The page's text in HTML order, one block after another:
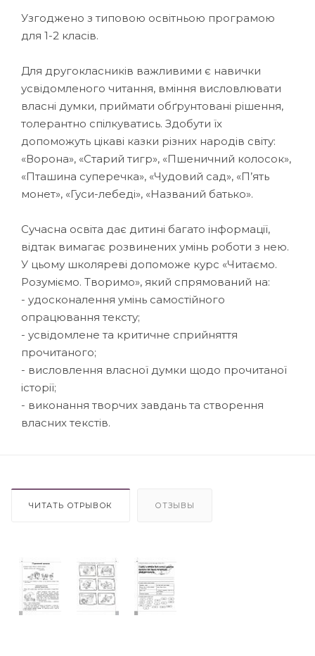
Узгоджено з типовою освітньою програмою
для 1-2 класів.
Для другокласників важливими є навички
усвідомленого читання, вміння висловлювати
власні думки, приймати обґрунтовані рішення,
толерантно спілкуватись. Здобути їх
допоможуть цікаві казки різних народів світу:
«Ворона», «Старий тигр», «Пшеничний колосок»,
«Пташина суперечка», «Чудовий сад», «П’ять
монет», «Гуси-лебеді», «Названий батько».
Сучасна освіта дає дитині багато інформації,
відтак вимагає розвинених умінь роботи з нею.
У цьому школяреві допоможе курс «Читаємо.
Розуміємо. Творимо», який спрямований на:
- удосконалення умінь самостійного
опрацювання тексту;
- усвідомлене та критичне сприйняття
прочитаного;
- висловлення власної думки щодо прочитаної
історії;
- виконання творчих завдань та створення
власних текстів.
ЧИТАТЬ ОТРЫВОК ОТЗЫВЫ